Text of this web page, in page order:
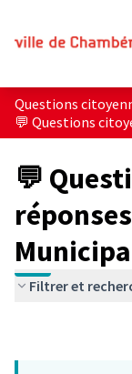
Questions
💬 Questions
💬
Filtrer et